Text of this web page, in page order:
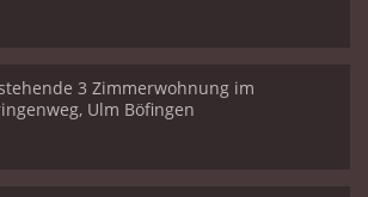
3 Zimmerwohnung im
Ulm Böfingen